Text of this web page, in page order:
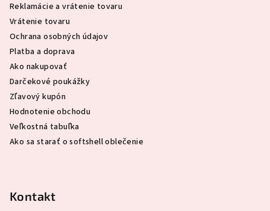
Reklamácie a vrátenie tovaru
Vrátenie tovaru
Ochrana osobných údajov
Platba a doprava
Ako nakupovať
Darčekové poukážky
Zľavový kupón
Hodnotenie obchodu
Veľkostná tabuľka
Ako sa starať o softshell oblečenie
Kontakt